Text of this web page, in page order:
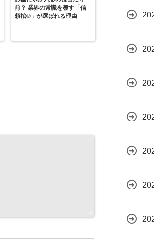
前？ 業界の常識を覆す「信
頼棺®」が選ばれる理由